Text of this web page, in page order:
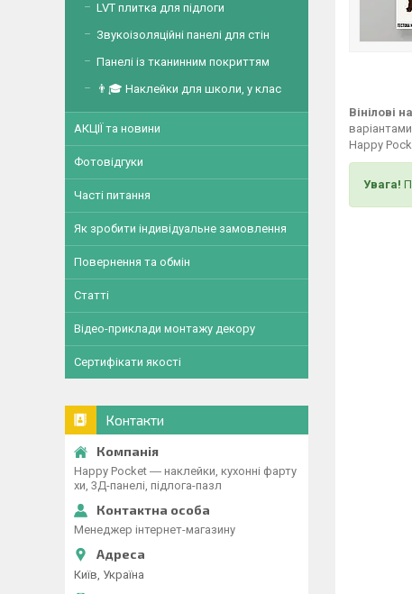
Вінілові
Happy
Увага!
LVT плитка для підлоги
Звукоізоляційні панелі для стін
Панелі із тканинним покриттям
👨🎓 Наклейки для школи, у клас
АКЦІЇ та новини
Фотовідгуки
Часті питання
Як зробити індивідуальне замовлення
Повернення та обмін
Статті
Відео-приклади монтажу декору
Сертифікати якості
Контакти
Happy Pocket ― наклейки, кухонні фарту
хи, 3Д-панелі, підлога-пазл
Менеджер інтернет-магазину
Київ, Україна